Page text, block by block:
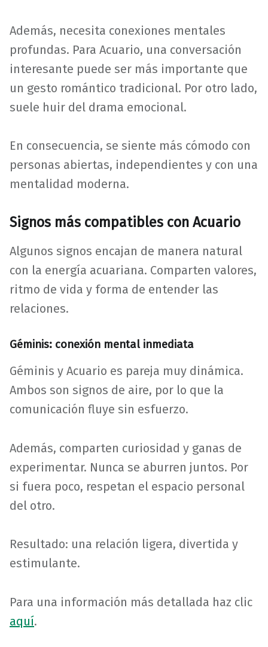
Además, necesita conexiones mentales
profundas. Para Acuario, una conversación
interesante puede ser más importante que
un gesto romántico tradicional. Por otro lado,
suele huir del drama emocional.
En consecuencia, se siente más cómodo con
personas abiertas, independientes y con una
mentalidad moderna.
Signos más compatibles con Acuario
Algunos signos encajan de manera natural
con la energía acuariana. Comparten valores,
ritmo de vida y forma de entender las
relaciones.
Géminis: conexión mental inmediata
Géminis y Acuario es pareja muy dinámica.
Ambos son signos de aire, por lo que la
comunicación fluye sin esfuerzo.
Además, comparten curiosidad y ganas de
experimentar. Nunca se aburren juntos. Por
si fuera poco, respetan el espacio personal
del otro.
Resultado: una relación ligera, divertida y
estimulante.
Para una información más detallada haz clic
aquí.